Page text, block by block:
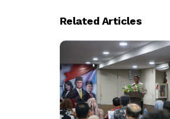
Save my name, email,